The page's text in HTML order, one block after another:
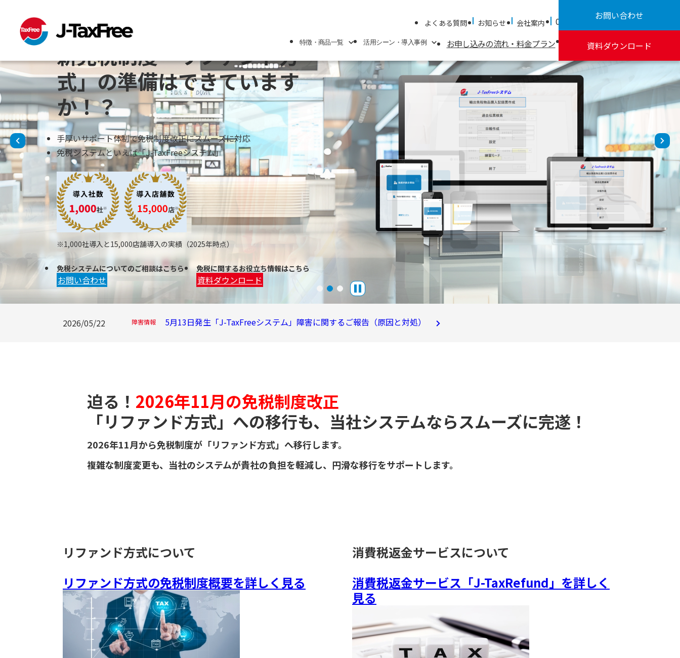
よくある質問 お知らせ 会社案内 03-3500-1692(平日9:45~18:00)
特徴・商品一覧
特徴・商品一覧
機能
消費税返金サービス
活用シーン・導入事例
活用シーン・導入事例
連携サービス一覧
お申し込みの流れ・料金プラン 免税制度とは
免税制度とは
新免税制度「リファンド方式」
お役立ち情報
お問い合わせ
資料ダウンロード
2026年11月1日スタート
新免税制度「リファンド方
式」の準備はできています
か！？
手厚いサポート体制で免税制度改正にスムーズに対応
免税システムといえば「J-TaxFreeシステム」
※1,000社導入と15,000店舗導入の実績（2025年時点）
免税システムについてのご相談はこちら
お問い合わせ
免税に関するお役立ち情報はこちら
資料ダウンロード
2026/05/22 障害情報 5月13日発生「J-TaxFreeシステム」障害に関するご報告（原因と対処）
迫る！ 2026年11月の免税制度改正
「リファンド方式」への移行も、当社システムならスムーズに完遂！
2026年11月から免税制度が「リファンド方式」へ移行します。
複雑な制度変更も、当社のシステムが貴社の負担を軽減し、円滑な移行をサポートします。
リファンド方式について
リファンド方式の免税制度概要を詳しく見る
消費税返金サービスについて
消費税返金サービス「J-TaxRefund」を詳しく
見る